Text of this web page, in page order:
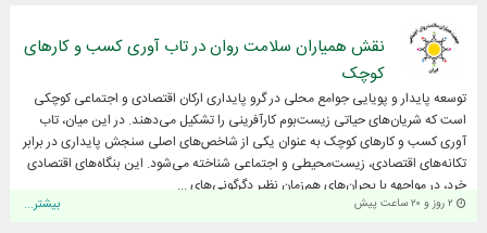
نقش همیاران سلامت روان در تاب آوری کسب و کارهای
کوچک
توسعه پایدار و پویایی جوامع محلی در گرو پایداری ارکان اقتصادی و اجتماعی کوچکی
است که شریان‌های حیاتی زیست‌بوم کارآفرینی را تشکیل می‌دهند. در این میان، تاب
آوری کسب و کارهای کوچک به عنوان یکی از شاخص‌های اصلی سنجش پایداری در برابر
تکانه‌های اقتصادی، زیست‌محیطی و اجتماعی شناخته می‌شود. این بنگاه‌های اقتصادی
خرد، در مواجهه با بحران‌های هم‌زمان نظیر دگرگونی‌های ...
۲ روز و ۲۰ ساعت پیش بیشتر...